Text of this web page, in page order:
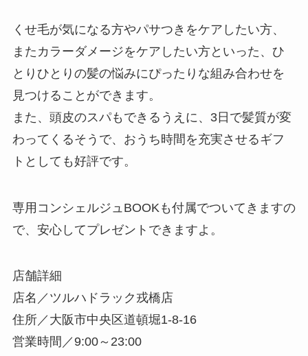
くせ毛が気になる方やパサつきをケアしたい方、
またカラーダメージをケアしたい方といった、ひ
とりひとりの髪の悩みにぴったりな組み合わせを
見つけることができます。
また、頭皮のスパもできるうえに、3日で髪質が変
わってくるそうで、おうち時間を充実させるギフ
トとしても好評です。
専用コンシェルジュBOOKも付属でついてきますの
で、安心してプレゼントできますよ。
店舗詳細
店名／ツルハドラック戎橋店
住所／大阪市中央区道頓堀1-8-16
営業時間／9:00～23:00